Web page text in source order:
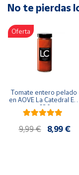
Artesanía
Oficina y
Papelería
Para Canarias,
Ceuta y Melilla
populares
Bono
Cultural
No te pierdas
Oferta
Tomate entero pelado
en AOVE La Catedral ER-
630
9,99 € 8,99 €